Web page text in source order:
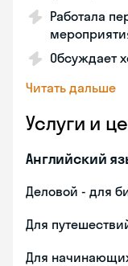
Работала
Обсуждает
Читать дальше
Услуги и
Английский
Деловой - для
Для
Для